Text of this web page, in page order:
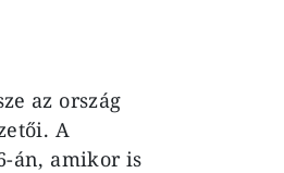
az ország
A
án, amikor is